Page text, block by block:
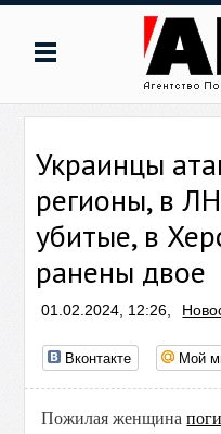
Украинцы
регионы, в
убитые, в
ранены двое
01.02.2024, 12:26,
Вконтакте Мой
Пожилая женщина